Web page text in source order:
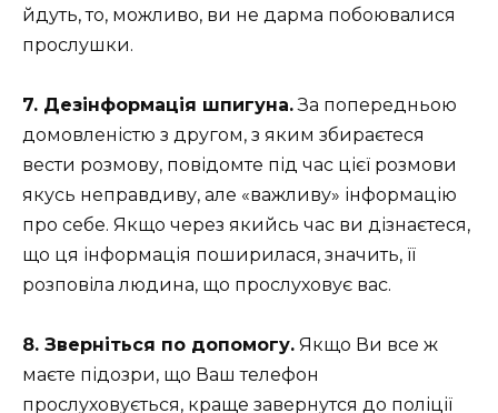
йдуть, то, можливо, ви не дарма побоювалися
прослушки.
7. Дезінформація шпигуна.За попередньою
домовленістю з другом, з яким збираєтеся
вести розмову, повідомте під час цієї розмови
якусь неправдиву, але «важливу» інформацію
про себе. Якщо через якийсь час ви дізнаєтеся,
що ця інформація поширилася, значить, її
розповіла людина, що прослуховує вас.
8. Зверніться по допомогу. Якщо Ви все ж
маєте підозри, що Ваш телефон
прослуховується, краще завернутся до поліції